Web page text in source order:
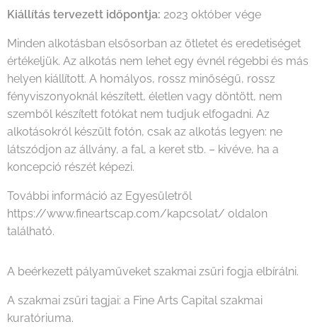
Kiállítás tervezett időpontja: 2023 október vége
Minden alkotásban elsősorban az ötletet és eredetiséget
értékeljük. Az alkotás nem lehet egy évnél régebbi és más
helyen kiállított. A homályos, rossz minőségű, rossz
fényviszonyoknál készített, életlen vagy döntött, nem
szemből készített fotókat nem tudjuk elfogadni. Az
alkotásokról készült fotón, csak az alkotás legyen: ne
látszódjon az állvány, a fal, a keret stb. – kivéve, ha a
koncepció részét képezi.
További információ az Egyesületről
https://www.fineartscap.com/kapcsolat/ oldalon
található.
A beérkezett pályaműveket szakmai zsűri fogja elbírálni.
A szakmai zsűri tagjai: a Fine Arts Capital szakmai
kuratóriuma.